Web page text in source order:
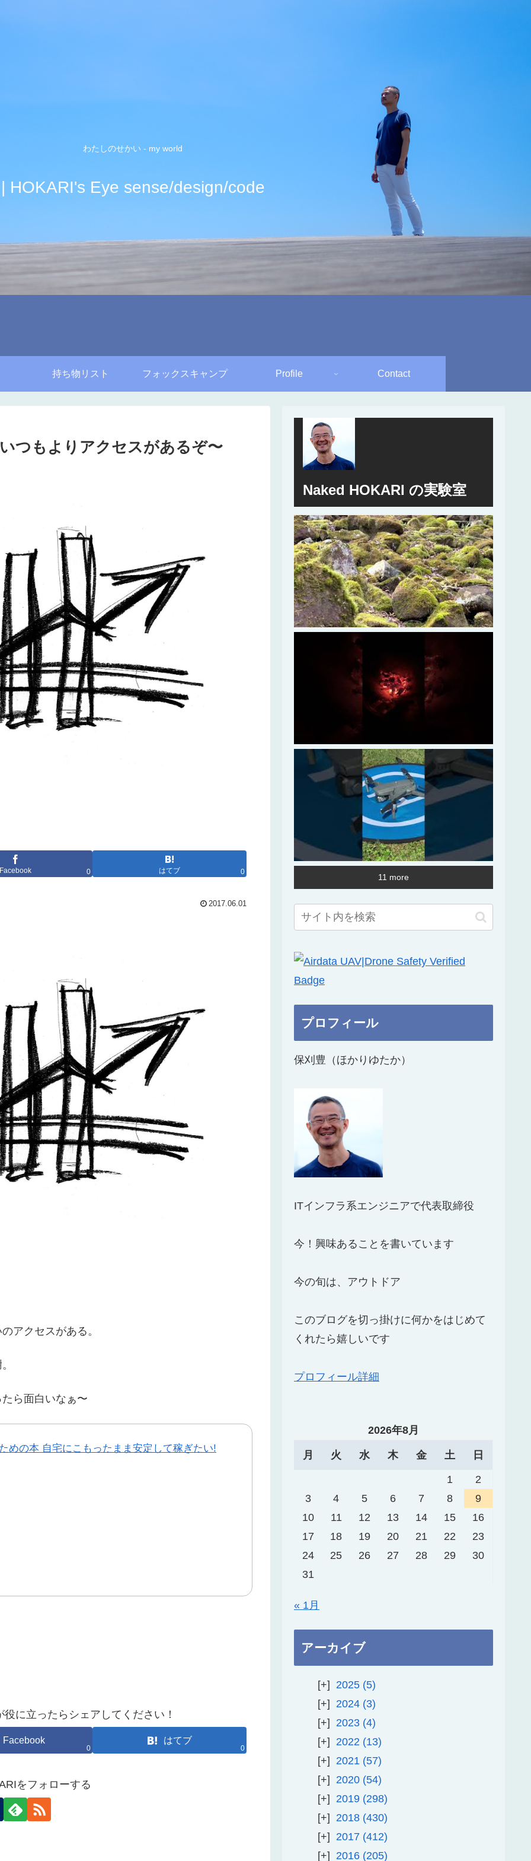
わたしのせかい - my world
| HOKARI's Eye sense/design/code
持ち物リスト フォックスキャンプ Profile Contact
つもよりアクセスがあるぞ〜
Facebook 0 はてブ 0
2017.06.01
アクセスがある。
ら面白いなぁ〜
めの本 自宅にこもったまま安定して稼ぎたい!
に立ったらシェアしてください！
Facebook
0
はてブ
0
をフォローする
Naked HOKARI の実験室
11 more
プロフィール
保刈豊（ほかりゆたか）
ITインフラ系エンジニアで代表取締役
今！興味あることを書いています
今の旬は、アウトドア
このブログを切っ掛けに何かをはじめて
くれたら嬉しいです
プロフィール詳細
2026年8月
月 火 水 木 金 土 日
1
2
3
4 5 6 7 8
9
10
11 12 13 14 15
16
17
18 19 20 21 22
23
24
25 26 27 28 29
30
31
« 1月
アーカイブ
2025 5
2024 3
2023 4
2022
13
2021
57
2020 54
2019 298
2018 430
2017 412
2016 205